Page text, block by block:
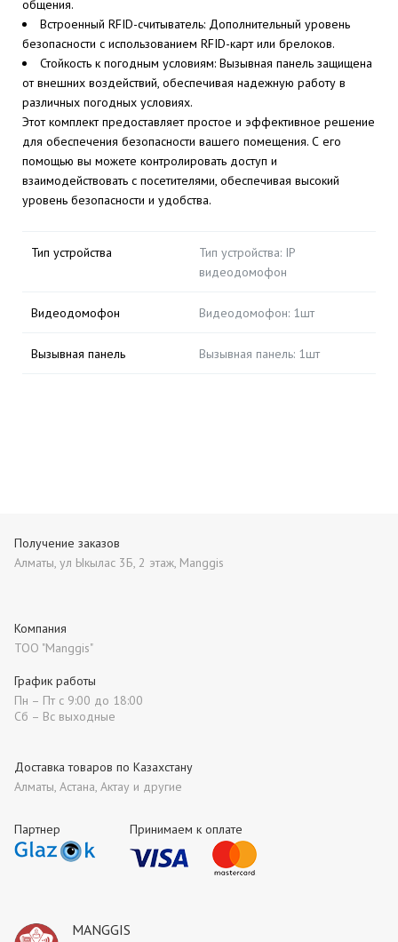
общения.
Встроенный RFID-считыватель: Дополнительный уровень
безопасности с использованием RFID-карт или брелоков.
Стойкость к погодным условиям: Вызывная панель защищена
от внешних воздействий, обеспечивая надежную работу в
различных погодных условиях.
Этот комплект предоставляет простое и эффективное решение
для обеспечения безопасности вашего помещения. С его
помощью вы можете контролировать доступ и
взаимодействовать с посетителями, обеспечивая высокий
уровень безопасности и удобства.
Тип устройства
Тип устройства: IP
видеодомофон
Видеодомофон Видеодомофон: 1шт
Вызывная панель Вызывная панель: 1шт
MANGGIS
Партнер Принимаем к оплате
Получение заказов
Алматы, ул Ыкылас 3Б, 2 этаж, Manggis
Компания
ТОО "Manggis"
Доставка товаров по Казахстану
Алматы, Астана, Актау и другие
График работы
Пн – Пт с 9:00 до 18:00
Сб – Вс выходные